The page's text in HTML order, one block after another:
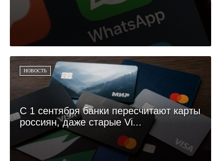
НОВОСТЬ
С 1 сентября банки пересчитают карты
россиян, даже старые Vi...